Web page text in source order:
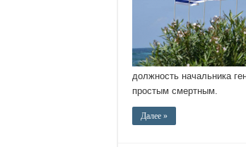
должность начальника
простым смертным.
Далее »